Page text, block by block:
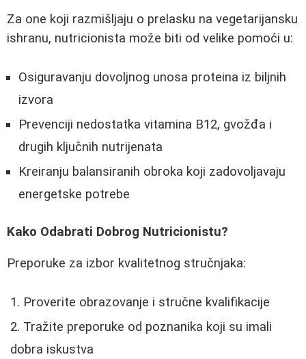
Za one koji razmišljaju o prelasku na vegetarijansku
ishranu, nutricionista može biti od velike pomoći u:
Osiguravanju dovoljnog unosa proteina iz biljnih
izvora
Prevenciji nedostatka vitamina B12, gvožđa i
drugih ključnih nutrijenata
Kreiranju balansiranih obroka koji zadovoljavaju
energetske potrebe
Kako Odabrati Dobrog Nutricionistu?
Preporuke za izbor kvalitetnog stručnjaka:
Proverite obrazovanje i stručne kvalifikacije
Tražite preporuke od poznanika koji su imali
dobra iskustva